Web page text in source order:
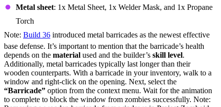
Metal sheet: 1x Metal Sheet, 1x Welder Mask, and 1x Propane
Torch
Note: Build 36 introduced metal barricades as the newest effective
base defense. It’s important to mention that the barricade’s health
depends on the material used and the builder’s skill level.
Additionally, metal barricades typically last longer than their
wooden counterparts. With a barricade in your inventory, walk to a
window and right-click on the opening. Next, select the
“Barricade” option from the context menu. Wait for the animation
to complete to block the window from zombies successfully. Note: